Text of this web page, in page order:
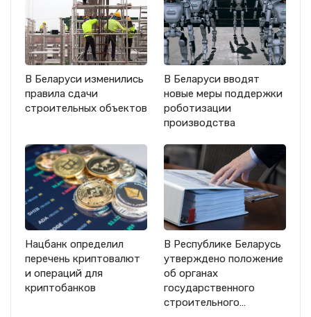
В Беларуси изменились
правила сдачи
строительных объектов
В Беларуси вводят
новые меры поддержки
роботизации
производства
Нацбанк определил
перечень криптовалют
и операций для
криптобанков
В Республике Беларусь
утверждено положение
об органах
государственного
строительного…